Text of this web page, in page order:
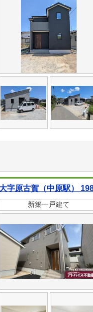
大字原古賀（中原駅）
新築一戸建て